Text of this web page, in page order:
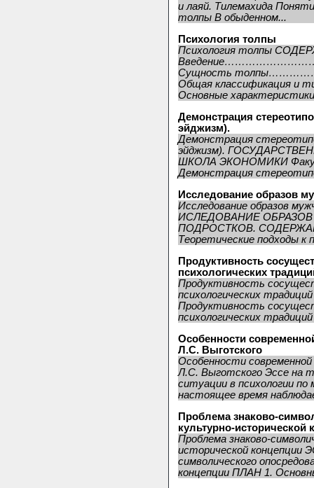
и лаяй. Тилемахида
толпы В обыденном...
Психология толпы
Психология толпы
Сущность
Общая
Основные
Демонстрация
эйджизм).
Демонстрация
эйджизм).
ШКОЛА ЭКОНОМИКИ
Демонстрация
Исследование образов
Исследование образов
ИСЛЕДОВАНИЕ
ПОДРОСТКОВ.
Теоретические подходы к
Продуктивность
психологических
Продуктивность
психологических
Продуктивность
психологических традиций
Особенности
Л.С. Выготского
Особенности
Л.С. Выготского Эссе на
ситуации в психологии
настоящее время
Проблема знаково-
культурно-исторической
Проблема знаково-
исторической концепции
символического
концепции ПЛАН 1.